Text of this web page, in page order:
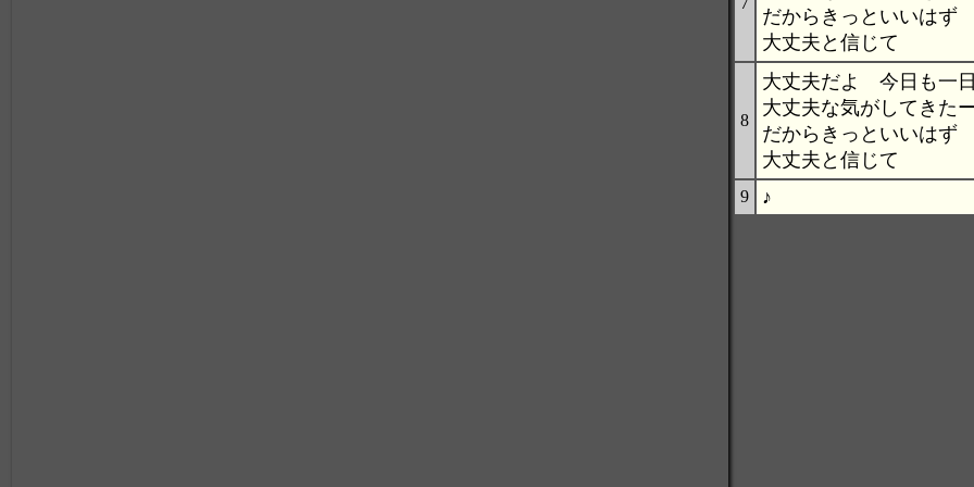
だからきっといいはず
大丈夫と信じて
8
大丈夫だよ 今日も一
大丈夫な気がしてきた
だからきっといいはず
大丈夫と信じて
9 ♪